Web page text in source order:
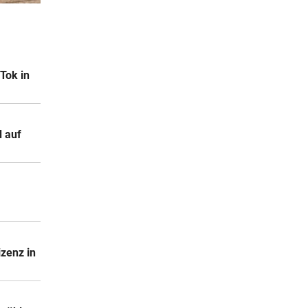
Stunde
Stunde
Stunde
in
auf
in